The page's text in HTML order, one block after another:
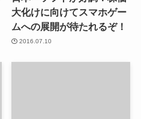
大化けに向けてスマホゲー
ムへの展開が待たれるぞ！
2016.07.10